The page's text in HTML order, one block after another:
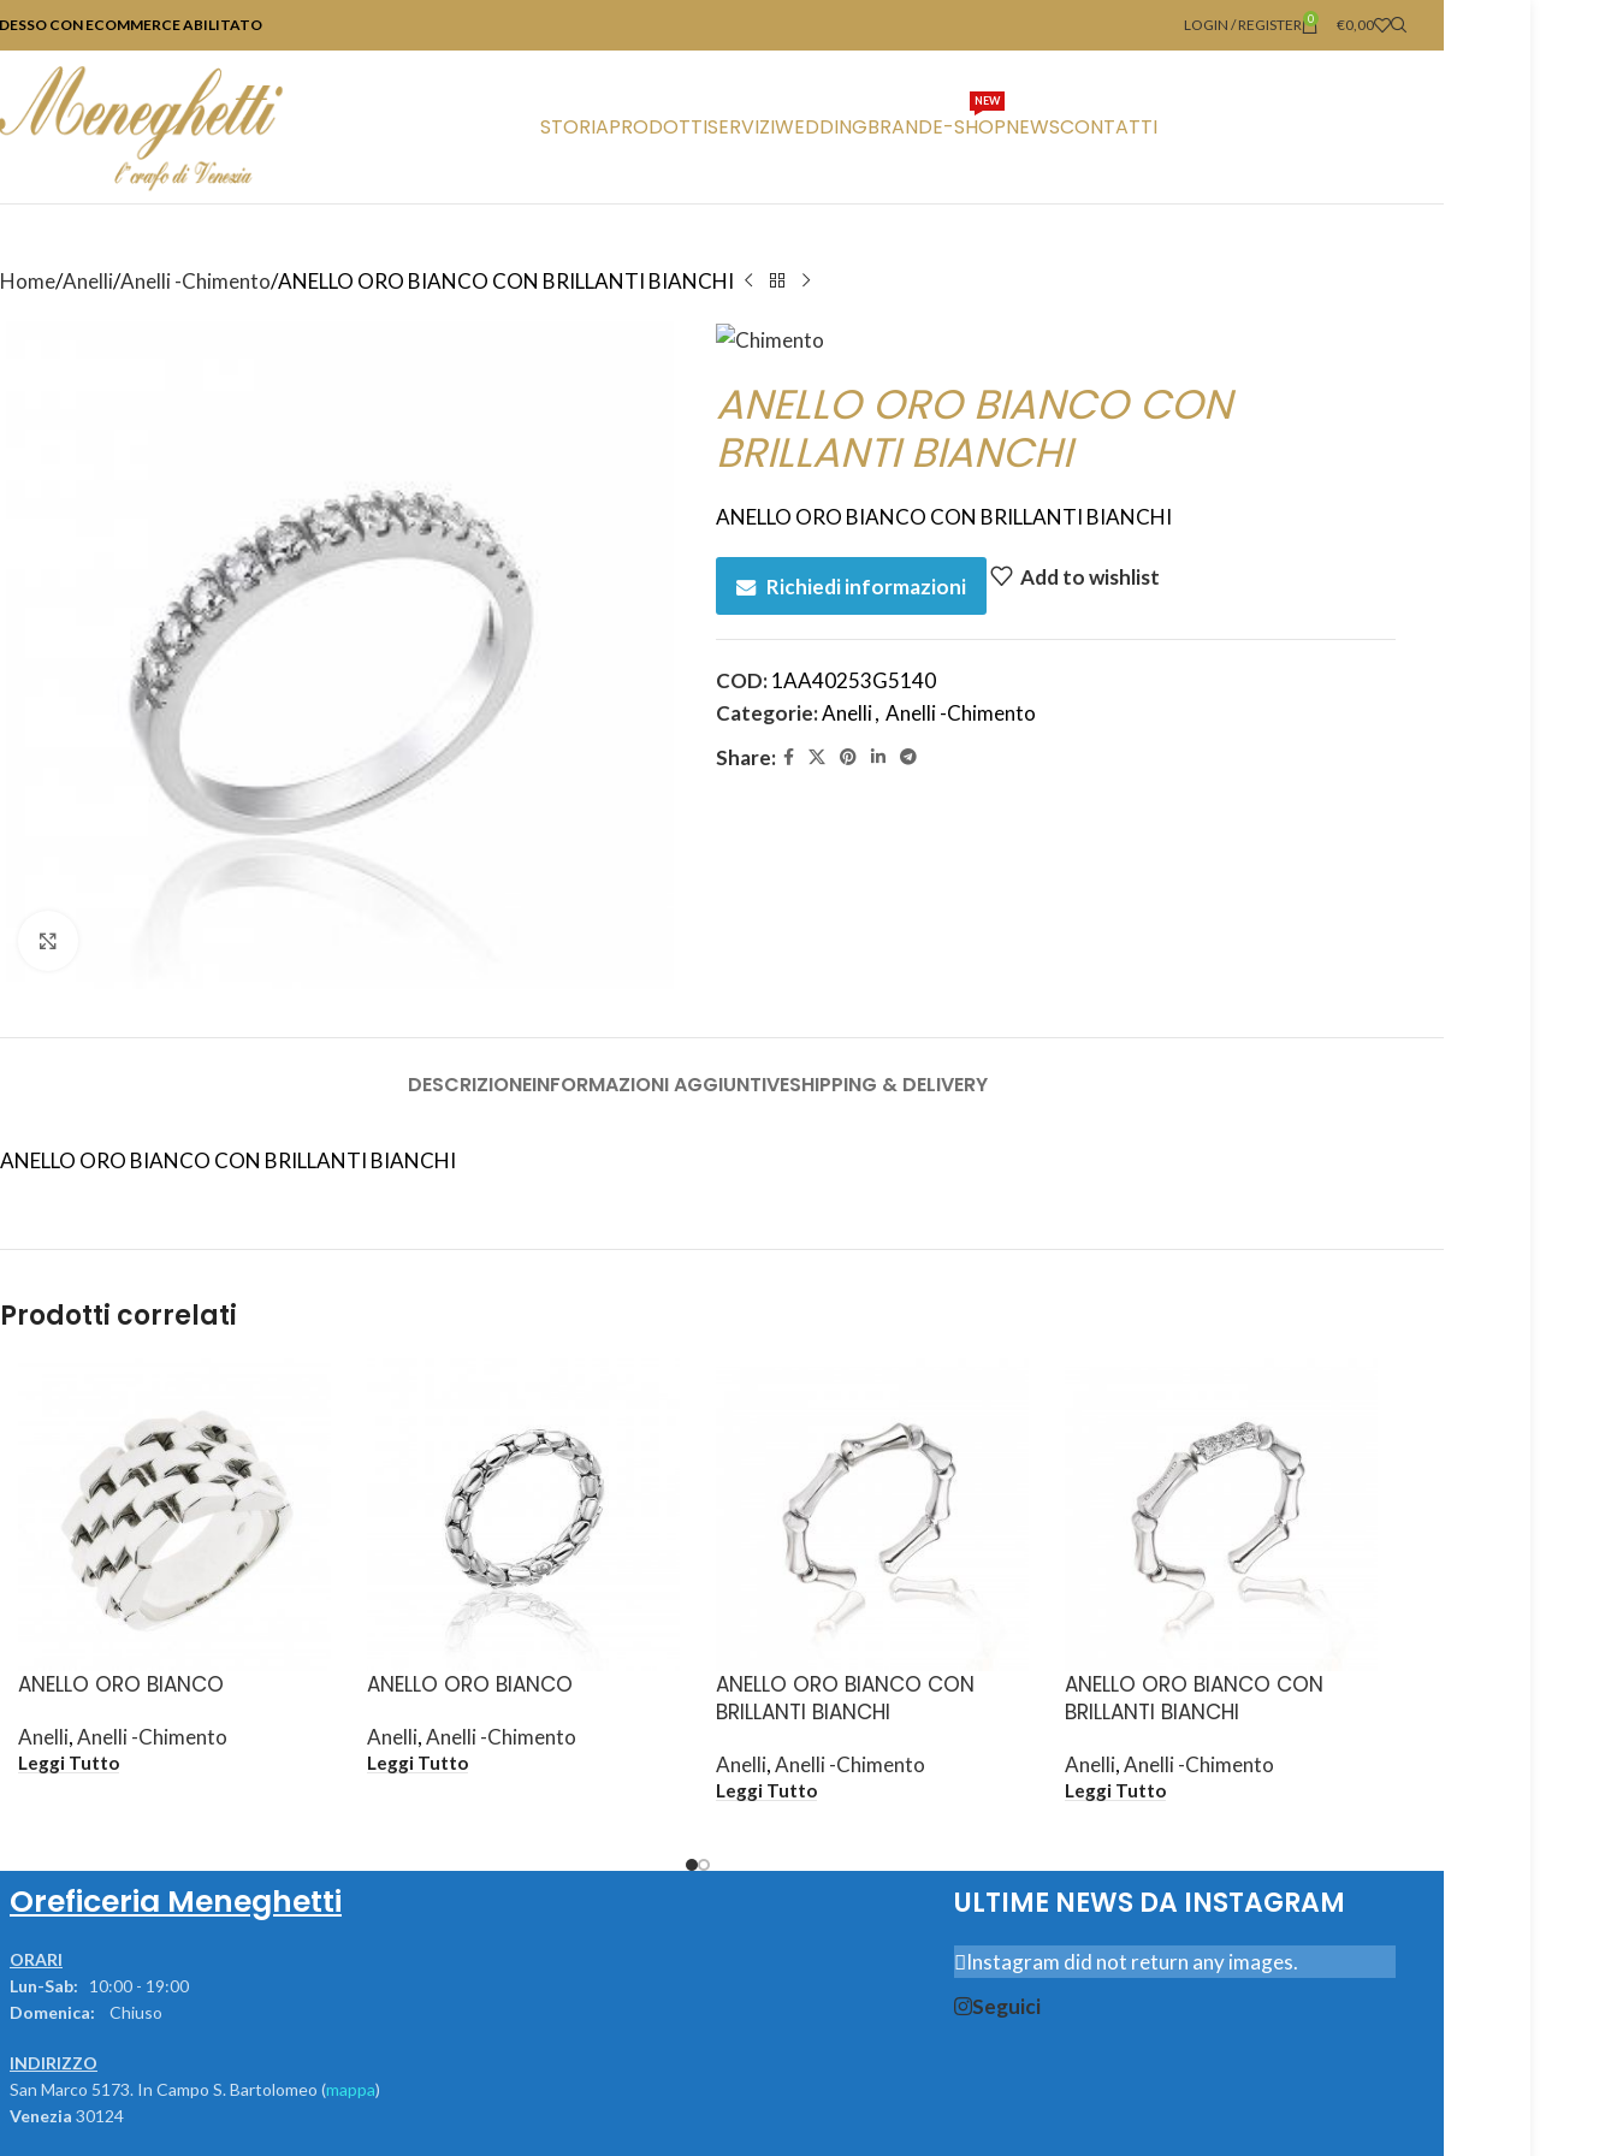
CON ECOMMERCE ABILITATO LOGIN / REGISTER 0 €0,00
STORIAPRODOTTISERVIZIWEDDINGBRANDE-SHOP
NEW
NEWSCONTATTI
Home Anelli Anelli -Chimento ANELLO ORO BIANCO CON BRILLANTI BIANCHI
ANELLO ORO BIANCO CON
BRILLANTI BIANCHI
ANELLO ORO BIANCO CON BRILLANTI BIANCHI
Richiedi informazioni Add to wishlist
COD:1AA40253G5140
Categorie:Anelli, Anelli -Chimento
Share:
DESCRIZIONEINFORMAZIONI AGGIUNTIVESHIPPING & DELIVERY
ANELLO ORO BIANCO CON BRILLANTI BIANCHI
Prodotti correlati
ANELLO ORO BIANCO
Anelli,Anelli -Chimento
Leggi Tutto
ANELLO ORO BIANCO
Anelli,Anelli -Chimento
Leggi Tutto
ANELLO ORO BIANCO CON
BRILLANTI BIANCHI
Anelli,Anelli -Chimento
Leggi Tutto
ANELLO ORO BIANCO CON
BRILLANTI BIANCHI
Anelli,Anelli -Chimento
Leggi Tutto
Oreficeria Meneghetti
ORARI
Lun-Sab: 10:00 - 19:00
Domenica:
Chiuso
INDIRIZZO
San Marco 5173. In Campo S. Bartolomeo (mappa)
Venezia 30124
ULTIME NEWS DA INSTAGRAM
Instagram did not return any images.
Seguici